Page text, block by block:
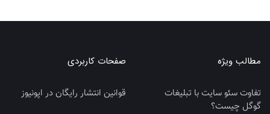
مطالب ویژه
تفاوت سئو سایت با تبلیغات
گوگل چیست؟
صفحات کاربردی
قوانین انتشار رایگان در اپونیوز